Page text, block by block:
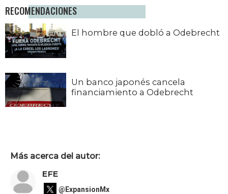
RECOMENDACIONES
El hombre que dobló a Odebrecht
Un banco japonés cancela
financiamiento a Odebrecht
Más acerca del autor:
EFE
@ExpansionMx